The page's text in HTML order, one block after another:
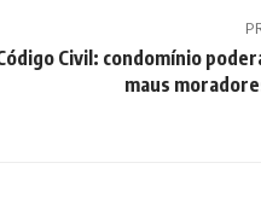
Civil: condomínio
maus